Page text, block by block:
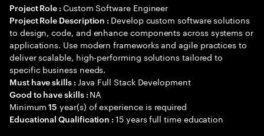
Project Role : Custom Software Engineer
Project Role Description : Develop custom software solutions
to design, code, and enhance components across systems or
applications. Use modern frameworks and agile practices to
deliver scalable, high-performing solutions tailored to
specific business needs.
Must have skills : Java Full Stack Development
Good to have skills : NA
Minimum15 year(s) of experience is required
Educational Qualification :15 years full time education